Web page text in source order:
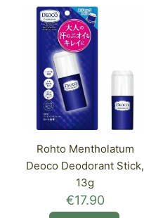
Rohto Mentholatum
Deoco Deodorant Stick,
13g
€17.90